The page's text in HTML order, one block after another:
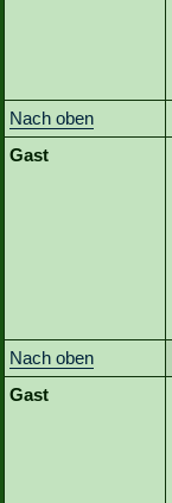
Nach oben
Gast
Nach oben
Gast